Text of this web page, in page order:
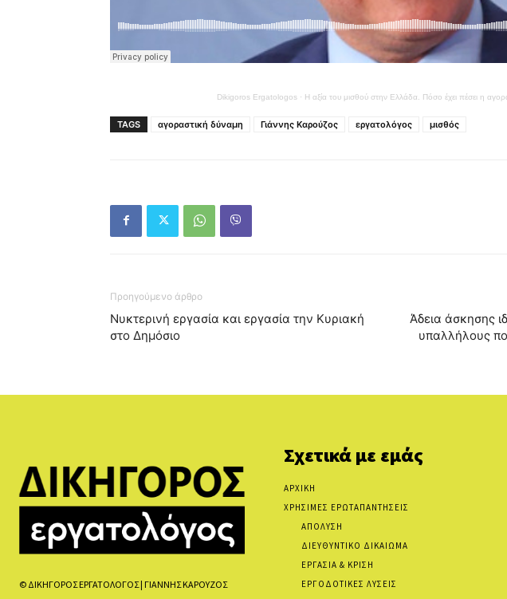
Dikigoros Ergatologos · Η αξία του μισθού στην Ελλάδα. Πόσο έχει πέσει η
TAGS αγοραστική δύναμη Γιάννης Καρούζος εργατολόγος μισθός
Προηγούμενο άρθρο
Νυκτερινή εργασία και εργασία την Κυριακή
στο Δημόσιο
Άδεια άσκησης
υπαλλήλους
© ΔΙΚΗΓΟΡΟΣ ΕΡΓΑΤΟΛΟΓΟΣ | ΓΙΑΝΝΗΣ ΚΑΡΟΥΖΟΣ
Σχετικά με εμάς
ΑΡΧΙΚΗ
ΧΡΗΣΙΜΕΣ ΕΡΩΤΑΠΑΝΤΗΣΕΙΣ
ΑΠΟΛΥΣΗ
ΔΙΕΥΘΥΝΤΙΚΟ ΔΙΚΑΙΩΜΑ
ΕΡΓΑΣΙΑ & ΚΡΙΣΗ
ΕΡΓΟΔΟΤΙΚΕΣ ΛΥΣΕΙΣ